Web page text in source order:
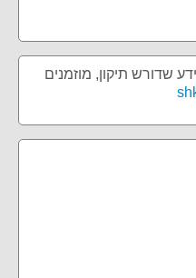
שדורש תיקון, מוזמנים